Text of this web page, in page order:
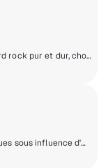
Nouveautés non censurées du hard rock pur et dur, choisies pour les vrais fans!
Hard rock et Heavy metal classiques sous influence d'Ozzy Osbourne.